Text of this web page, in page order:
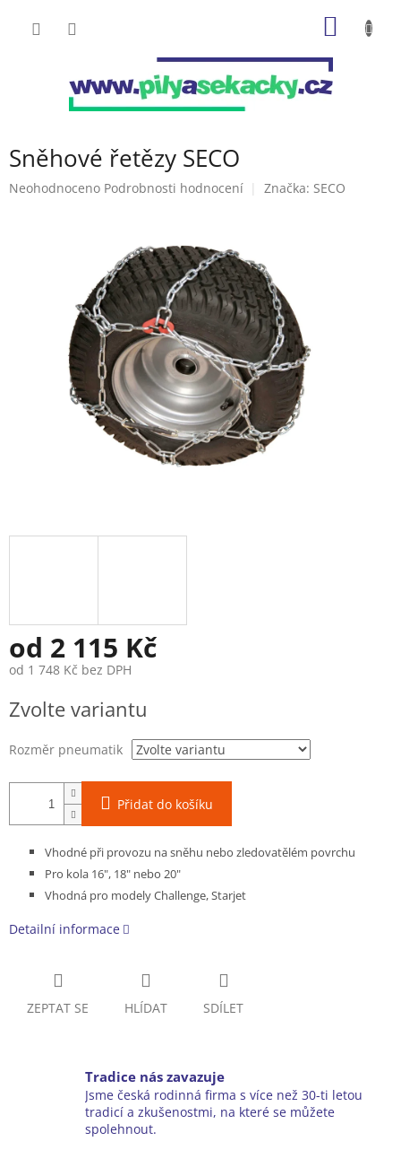
Sněhové řetězy SECO
Průměrné
Neohodnoceno Podrobnosti hodnocení Značka: SECO
od 2 115 Kč
od 1 748 Kč bez DPH
cena:
Zvolte variantu
Rozměr pneumatik
Přidat do košíku
Vhodné při provozu na sněhu nebo zledovatělém povrchu
Pro kola 16", 18" nebo 20"
Vhodná pro modely Challenge, Starjet
Detailní informace
ZEPTAT SE HLÍDAT SDÍLET
Tradice nás zavazuje
Jsme česká rodinná firma s více než 30-ti letou
tradicí a zkušenostmi, na které se můžete
spolehnout.